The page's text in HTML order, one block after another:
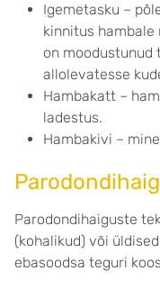
Igemetasku –
kinnitus hambale
on moodustunud
allolevatesse
Hambakatt –
ladestus.
Hambakivi –
Parodondihaiguste
(kohalikud) või
ebasoodsa teguri